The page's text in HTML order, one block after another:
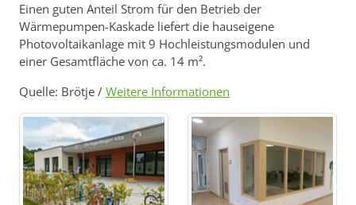
Einen guten Anteil Strom für den Betrieb der
Wärmepumpen-Kaskade liefert die hauseigene
Photovoltaikanlage mit 9 Hochleistungsmodulen und
einer Gesamtfläche von ca. 14 m².
Quelle: Brötje / Weitere Informationen